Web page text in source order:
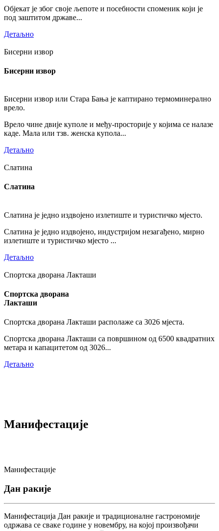
Објекат је због своје љепоте и посебности споменик који је
под заштитом државе...
Детаљно
Бисерни извор
Бисерни извор
Бисерни извор или Стара Бања је каптирано термоминерално
врело.
Врело чине двије куполе и међу-просторије у којима се налазе
каде. Мала или тзв. женска купола...
Детаљно
Слатина
Слатина
Слатина је једно издвојено излетиште и туристичко мјесто.
Слатина је једно издвојено, индустријом незагађено, мирно
излетиште и туристичко мјесто ...
Детаљно
Спортска дворана Лакташи
Спортска дворана
Лакташи
Спортска дворана Лакташи располаже са 3026 мјеста.
Спортска дворана Лакташи са површином од 6500 квадратних
метара и капацитетом од 3026...
Детаљно
Манифестације
Манифестације
Дан ракије
Манифестација Дан ракије и традиционалне гастрономије
одржава се сваке године у новембру, на којој произвођачи